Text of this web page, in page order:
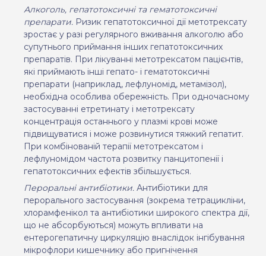
Алкоголь, гепатотоксичні та гематотоксичні
препарати. Ризик гепатотоксичної дії метотрексату
зростає у разі регулярного вживання алкоголю або
супутнього приймання інших гепатотоксичних
препаратів. При лікуванні метотрексатом пацієнтів,
які приймають інші гепато- і гематотоксичні
препарати (наприклад, лефлуномід, метамізол),
необхідна особлива обережність. При одночасному
застосуванні етретинату і метотрексату
концентрація останнього у плазмі крові може
підвищуватися і може розвинутися тяжкий гепатит.
При комбінованій терапії метотрексатом і
лефлуномідом частота розвитку панцитопенії і
гепатотоксичних ефектів збільшується.
Пероральні антибіотики. Антибіотики для
перорального застосування (зокрема тетрацикліни,
хлорамфенікол та антибіотики широкого спектра дії,
що не абсорбуються) можуть впливати на
ентерогепатичну циркуляцію внаслідок інгібування
мікрофлори кишечнику або пригнічення